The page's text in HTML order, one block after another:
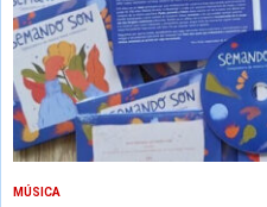
MÚSICA